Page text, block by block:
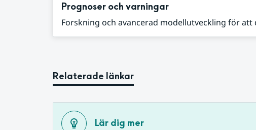
Prognoser och varningar
Forskning och avancerad modellutveckling för att
Relaterade länkar
Lär dig mer